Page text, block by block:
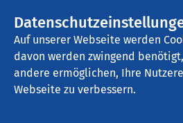
Auf unserer Webseite werden
davon werden zwingend
andere ermöglichen, Ihre
Webseite zu verbessern.
AMEOS Klinikum Schönebeck